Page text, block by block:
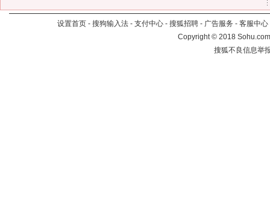
设置首页 - 搜狗输入法 - 支付中心 - 搜狐招聘 - 广告服务 - 客服中心
Copyright©2018
搜狐不良信息举